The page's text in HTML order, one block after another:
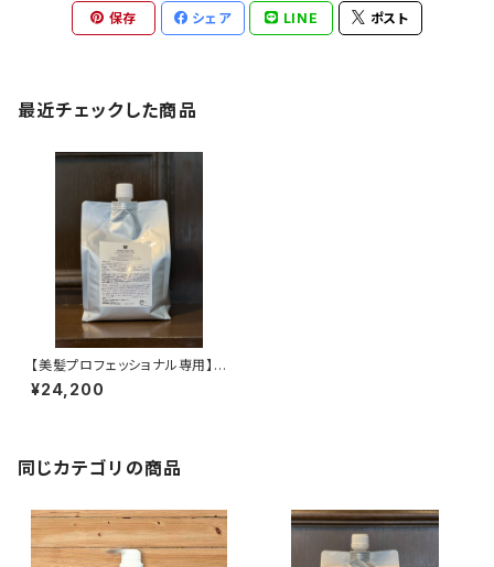
保存 シェア LINE ポスト
最近チェックした商品
【美髪プロフェッショナル専用】
W YOUR ATTRACTIVE シャ
ンプー
¥24,200
同じカテゴリの商品